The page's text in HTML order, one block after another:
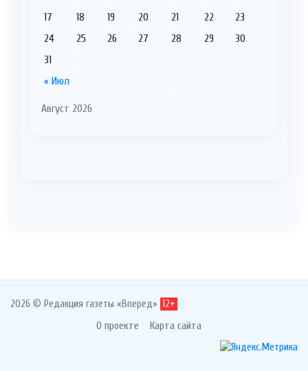
Август 2026
« Июл
17
18 19 20 21 22
23
24
25 26 27 28 29
30
31
2026 © Редакция газеты «Вперед» 12+
О проекте Карта сайта